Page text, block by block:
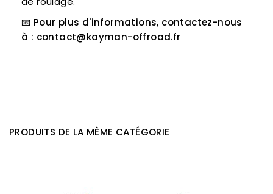
📧 Pour plus d'informations, contactez-nous
à : contact@kayman-offroad.fr
PRODUITS DE LA MÊME CATÉGORIE